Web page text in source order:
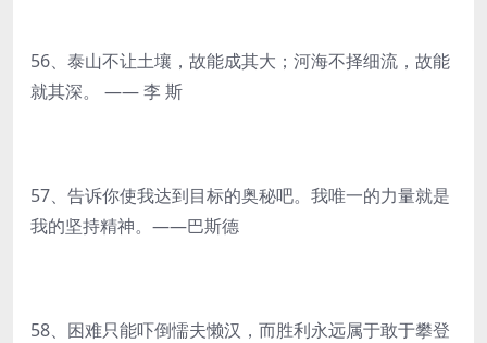
56、泰山不让土壤，故能成其大；河海不择细流，故能
就其深。 —— 李 斯
57、告诉你使我达到目标的奥秘吧。我唯一的力量就是
我的坚持精神。——巴斯德
58、困难只能吓倒懦夫懒汉，而胜利永远属于敢于攀登